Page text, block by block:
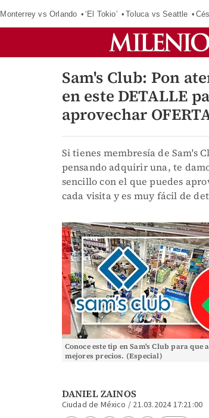
Monterrey vs Orlando ‘El Tokio’ Toluca vs Seattle
Sam's Club: Pon
en este DETALLE
aprovechar
Si tienes membresía de Sam's
pensando adquirir una, te
sencillo con el que puedes
cada visita y es muy fácil de
Conoce este tip en Sam's Club para que
mejores precios. (Especial)
DANIEL ZAINOS
Ciudad de México / 21.03.2024 17:21:00